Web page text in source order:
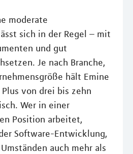
moderate
sich in der Regel – mit
und gut
Je nach Branche,
hält Emine
von drei bis zehn
Wer in einer
Position arbeitet,
Software-Entwicklung,
auch mehr als